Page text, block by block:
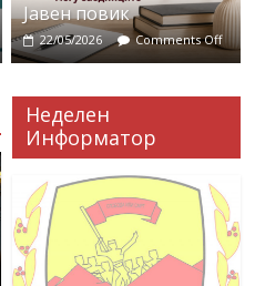
Јавен повик
22/05/2026 Comments Off
Неделен
Информатор